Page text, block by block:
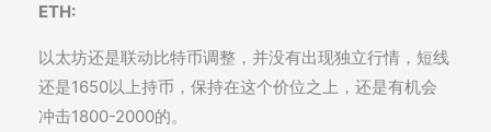
ETH:
以太坊还是联动比特币调整，并没有出现独立行情，短线
还是1650以上持币，保持在这个价位之上，还是有机会
冲击1800-2000的。